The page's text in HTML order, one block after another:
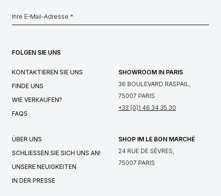
FOLGEN SIE UNS
KONTAKTIEREN SIE UNS
FINDE UNS
WIE VERKAUFEN?
FAQS
SHOWROOM IN PARIS
36 BOULEVARD RASPAIL,
75007 PARIS
+33 (0)1 46 34 35 30
ÜBER UNS
SCHLIESSEN SIE SICH UNS AN!
UNSERE NEUIGKEITEN
IN DER PRESSE
SHOP IM LE BON MARCHÉ
24 RUE DE SÈVRES,
75007 PARIS